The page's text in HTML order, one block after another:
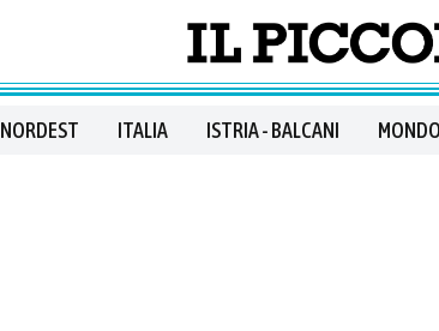
NORDEST ITALIA ISTRIA - BALCANI MONDO